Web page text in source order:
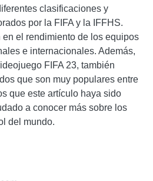
clasificaciones y
por la FIFA y la IFFHS.
el rendimiento de los equipos
e internacionales. Además,
FIFA 23, también
que son muy populares entre
que este artículo haya sido
a conocer más sobre los
del mundo.